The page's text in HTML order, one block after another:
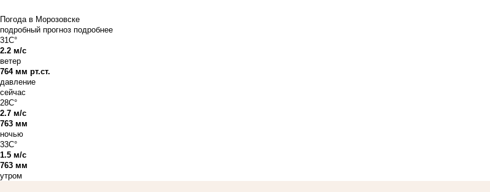
Погода в Морозовске
подробный прогноз подробнее
31C°
2.2 м/с
ветер
764 мм рт.ст.
давление
сейчас
28C°
2.7 м/с
763 мм
ночью
33C°
1.5 м/с
763 мм
утром